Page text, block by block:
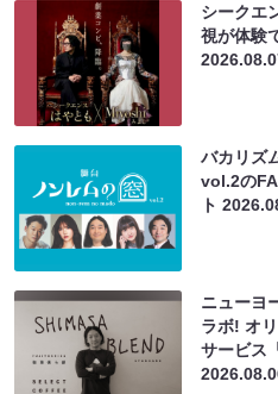
シークエ
視が体験
バカリズ
vol.2の
ト
ニューヨ
ラボ! オ
サービス